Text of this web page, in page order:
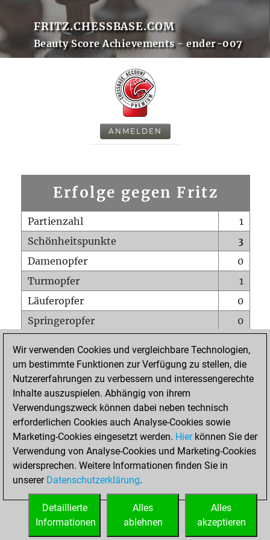
FRITZ.CHESSBASE.COM
Beauty Score Achievements - ender-007
ANMELDEN
Erfolge gegen Fritz
Partienzahl
1
Schönheitspunkte
3
Damenopfer
0
Turmopfer
1
Läuferopfer
0
Springeropfer
0
Matt auf vollem Brett
0
Bauer setzt Matt
0
Erstickte Matts
Unterverwandlungen
Türme auf der siebten
0
STARTSEITE
Wir verwenden Cookies und vergleichbare Technologien,
um bestimmte Funktionen zur Verfügung zu stellen, die
Nutzererfahrungen zu verbessern und interessengerechte
Inhalte auszuspielen. Abhängig von ihrem
Verwendungszweck können dabei neben technisch
erforderlichen Cookies auch Analyse-Cookies sowie
Marketing-Cookies eingesetzt werden. Hierkönnen Sie der
Verwendung von Analyse-Cookies und Marketing-Cookies
widersprechen. Weitere Informationen finden Sie in
unserer Datenschutzerklärung.
Alles
akzeptieren
Alles
ablehnen
Detaillierte
Informationen